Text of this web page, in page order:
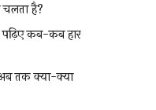
है?
पढ़िए कब-कब हार
तक क्या-क्या